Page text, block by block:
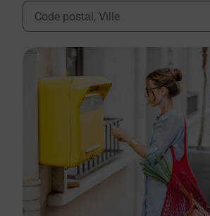
Ville, Département, Code Postal